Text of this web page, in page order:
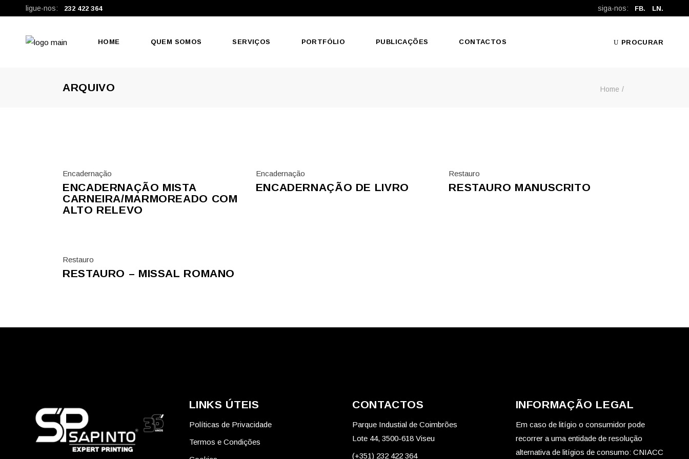
ligue-nos: 232 422 364 siga-nos: FB. LN.
HOME QUEM SOMOS SERVIÇOS PORTFÓLIO PUBLICAÇÕES CONTACTOS PROCURAR
ARQUIVO Home
Encadernação
ENCADERNAÇÃO MISTA
CARNEIRA/MARMOREADO COM
ALTO RELEVO
Encadernação
ENCADERNAÇÃO DE LIVRO
Restauro
RESTAURO MANUSCRITO
Restauro
RESTAURO – MISSAL ROMANO
LINKS ÚTEIS
Políticas de Privacidade
Termos e Condições
CONTACTOS
Parque Industial de Coimbrões
Lote 44, 3500-618 Viseu
(+351) 232 422 364
INFORMAÇÃO LEGAL
Em caso de litígio o consumidor pode
recorrer a uma entidade de resolução
alternativa de litígios de consumo: CNIACC